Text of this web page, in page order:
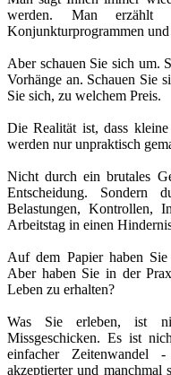
werden. Man erzählt
Konjunkturprogrammen
Aber schauen Sie sich um.
Vorhänge an. Schauen Sie
Sie sich, zu welchem Preis.
Die Realität ist, dass
werden nur unpraktisch
Nicht durch ein brutales
Entscheidung. Sondern
Belastungen, Kontrollen,
Arbeitstag in einen
Auf dem Papier haben
Aber haben Sie in der
Leben zu erhalten?
Was Sie erleben, ist
Missgeschicken. Es ist
einfacher Zeitenwandel
akzeptierter und manchmal